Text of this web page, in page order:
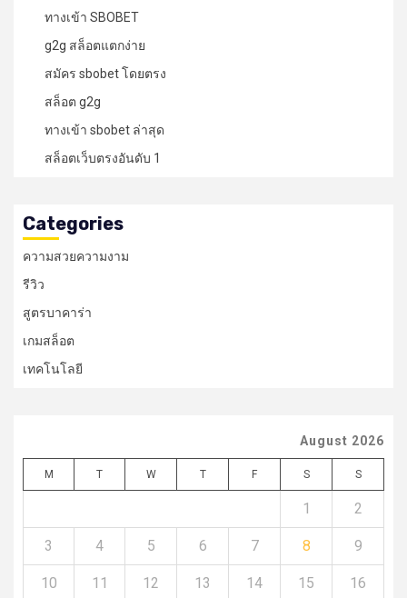
ทางเข้า SBOBET
g2g สล็อตแตกง่าย
สมัคร sbobet โดยตรง
สล็อต g2g
ทางเข้า sbobet ล่าสุด
สล็อตเว็บตรงอันดับ 1
Categories
ความสวยความงาม
รีวิว
สูตรบาคาร่า
เกมสล็อต
เทคโนโลยี
August 2026
M T W T F S S
1 2
3 4 5 6 7 8 9
10 11 12 13 14 15 16